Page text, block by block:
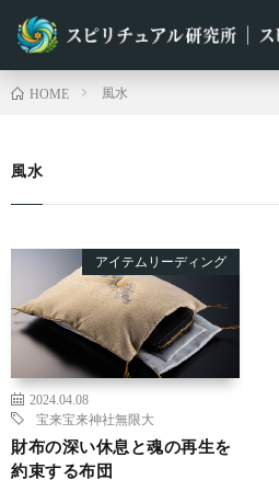
HOME 風水
風水
アイテムリーディング
2024.04.08
宝来宝来神社無限大
財布の深い休息と魂の再生を
約束する布団